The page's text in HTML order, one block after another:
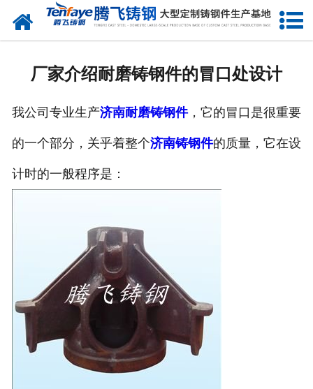
网站首页
厂家介绍耐磨铸钢件的冒口处设计
我公司专业生产济南耐磨铸钢件，它的冒口是很重要
的一个部分，关乎着整个济南铸钢件的质量，它在设
计时的一般程序是：